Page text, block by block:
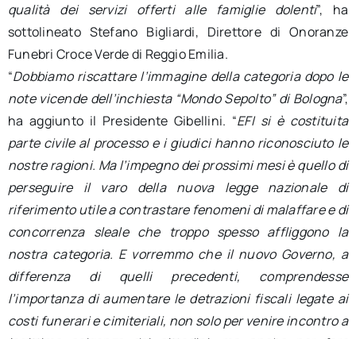
qualità dei servizi offerti alle famiglie dolenti”, ha
sottolineato Stefano Bigliardi, Direttore di Onoranze
Funebri Croce Verde di Reggio Emilia.
“Dobbiamo riscattare l’immagine della categoria dopo le
note vicende dell’inchiesta “Mondo Sepolto” di Bologna”,
ha aggiunto il Presidente Gibellini. “EFI si è costituita
parte civile al processo e i giudici hanno riconosciuto le
nostre ragioni. Ma l’impegno dei prossimi mesi è quello di
perseguire il varo della nuova legge nazionale di
riferimento utile a contrastare fenomeni di malaffare e di
concorrenza sleale che troppo spesso affliggono la
nostra categoria. E vorremmo che il nuovo Governo, a
differenza di quelli precedenti, comprendesse
l’importanza di aumentare le detrazioni fiscali legate ai
costi funerari e cimiteriali, non solo per venire incontro a